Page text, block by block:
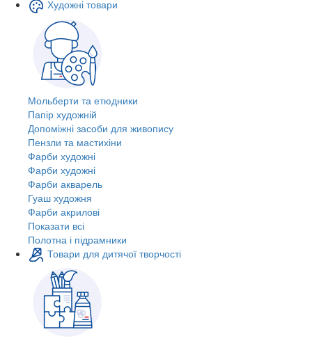
Художні товари
Мольберти та етюдники
Папір художній
Допоміжні засоби для живопису
Пензли та мастихіни
Фарби художні
Фарби художні
Фарби акварель
Гуаш художня
Фарби акрилові
Показати всі
Полотна і підрамники
Товари для дитячої творчості